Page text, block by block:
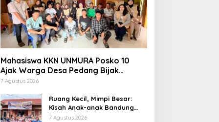
Mahasiswa KKN UNMURA Posko 10
Ajak Warga Desa Pedang Bijak
Bermedia Digital
7 Agustus 2026
Ruang Kecil, Mimpi Besar:
Kisah Anak-anak Bandung
Ujung Menemukan Dunia
7 Agustus 2026